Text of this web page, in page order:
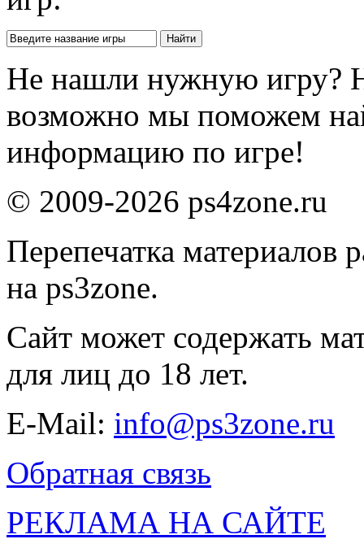
Не нашли нужную игру?
возможно мы поможем
информацию по игре!
© 2009-2026 ps4zone.ru
Перепечатка материалов
на ps3zone.
Сайт может содержать
для лиц до 18 лет.
E-Mail: info@ps3zone.ru
Обратная связь
РЕКЛАМА НА САЙТЕ